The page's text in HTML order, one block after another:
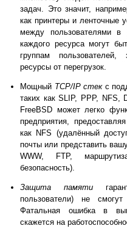
задач. Это значит,
как принтеры и ленточные
между пользователями
каждого ресурса могут
группам пользователей,
ресурсы от перегрузок.
Мощный TCP/IP стекс
таких как SLIP, PPP, NFS,
FreeBSD может легко
предприятия,
как NFS (удалённый
почты или представить
WWW, FTP,
безопасность).
Защита памяти
пользователи) не
Фатальная ошибка в
скажется на